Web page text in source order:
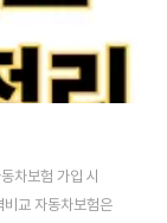
차보험 가입 시
교 자동차보험은